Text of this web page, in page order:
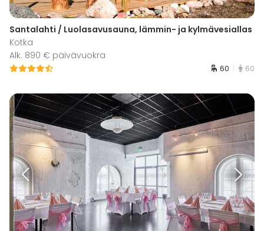
Santalahti / Luolasavusauna, lämmin- ja kylmävesiallas
Kotka
Alk. 890 € päivävuokra
60 60